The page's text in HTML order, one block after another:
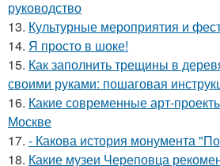
руководство
13. Культурные мероприятия и
14. Я просто в шоке!
15. Как заполнить трещины в
своими руками: пошаговая
16. Какие современные арт-
Москве
17. - Какова история монумента
18. Какие музеи Череповца